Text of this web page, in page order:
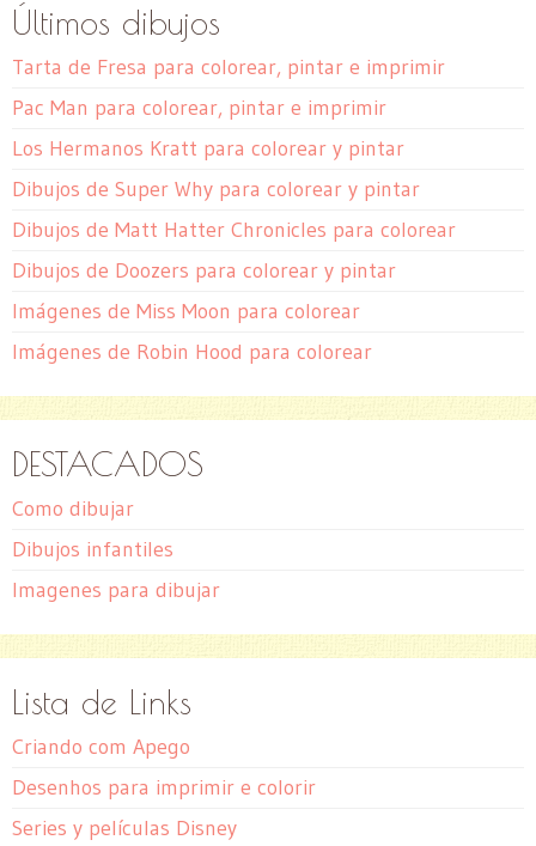
Últimos dibujos
Tarta de Fresa para colorear, pintar e imprimir
Pac Man para colorear, pintar e imprimir
Los Hermanos Kratt para colorear y pintar
Dibujos de Super Why para colorear y pintar
Dibujos de Matt Hatter Chronicles para colorear
Dibujos de Doozers para colorear y pintar
Imágenes de Miss Moon para colorear
Imágenes de Robin Hood para colorear
DESTACADOS
Como dibujar
Dibujos infantiles
Imagenes para dibujar
Lista de Links
Criando com Apego
Desenhos para imprimir e colorir
Series y películas Disney